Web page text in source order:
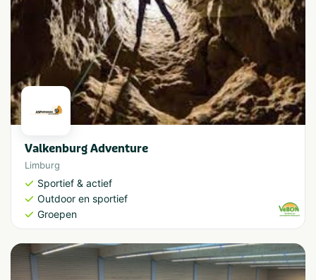
Valkenburg Adventure
Limburg
Sportief & actief
Outdoor en sportief
Groepen